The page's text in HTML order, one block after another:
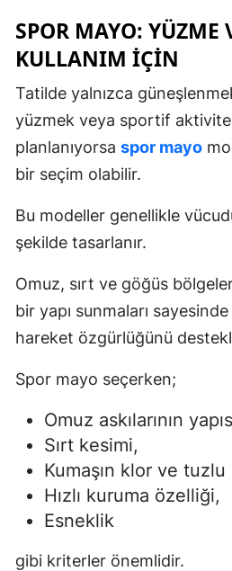
SPOR MAYO: YÜZME
KULLANIM İÇIN
Tatilde yalnızca
yüzmek veya sportif
planlanıyorsa spor mayo
bir seçim olabilir.
Bu modeller genellikle
şekilde tasarlanır.
Omuz, sırt ve göğüs
bir yapı sunmaları sayesinde
hareket özgürlüğünü
Spor mayo seçerken;
Omuz askılarının
Sırt kesimi,
Kumaşın klor ve tuzlu
Hızlı kuruma özelliği,
Esneklik
gibi kriterler önemlidir.